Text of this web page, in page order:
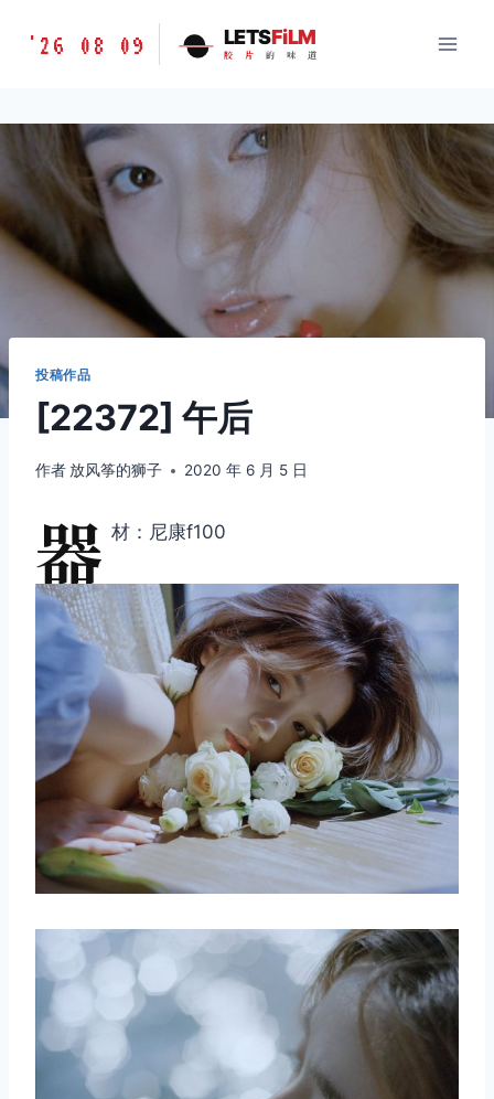
胶
味
LETSFILM
'26 08 09 LETSFiLM
胶 片 的 味 道
投稿作品
[22372] 午后
作者 放风筝的狮子 2020 年 6 月 5 日
器 材：尼康f100